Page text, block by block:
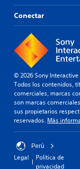
Conectar
© 2026 Sony
Todos los contenidos,
comerciales, marcas
son marcas
sus propietarios
reservados. Más
Perú
Legal
Política de
privacidad